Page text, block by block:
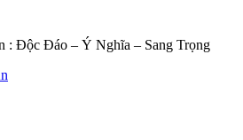
: Độc Đáo – Ý Nghĩa – Sang Trọng